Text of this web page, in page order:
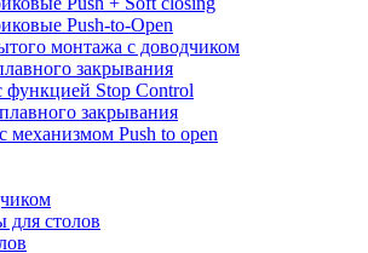
Push-to-Open
монтажа с доводчиком
закрывания
функцией Stop Control
закрывания
механизмом Push to open
столов